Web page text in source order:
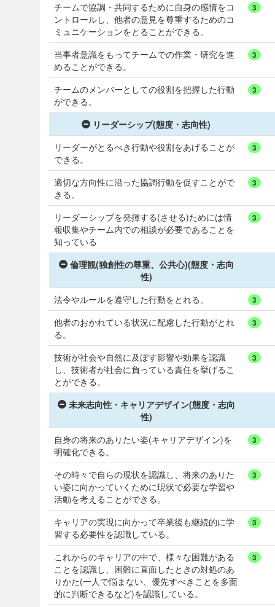
チームで協調・共同するために自身の感情をコ
ントロールし、他者の意見を尊重するためのコ
ミュニケーションをとることができる。
3
当事者意識をもってチームでの作業・研究を進
めることができる。
3
チームのメンバーとしての役割を把握した行動
ができる。
3
リーダーシップ(態度・志向性)
リーダーがとるべき行動や役割をあげることが
できる。
3
適切な方向性に沿った協調行動を促すことがで
きる。
3
リーダーシップを発揮する(させる)ためには情
報収集やチーム内での相談が必要であることを
知っている
3
倫理観(独創性の尊重、公共心)(態度・志向
性)
法令やルールを遵守した行動をとれる。
3
他者のおかれている状況に配慮した行動がとれ
る。
3
技術が社会や自然に及ぼす影響や効果を認識
し、技術者が社会に負っている責任を挙げるこ
とができる。
3
未来志向性・キャリアデザイン(態度・志向
性)
自身の将来のありたい姿(キャリアデザイン)を
明確化できる。
3
その時々で自らの現状を認識し、将来のありた
い姿に向かっていくために現状で必要な学習や
活動を考えることができる。
3
キャリアの実現に向かって卒業後も継続的に学
習する必要性を認識している。
3
これからのキャリアの中で、様々な困難がある
ことを認識し、困難に直面したときの対処のあ
りかた(一人で悩まない、優先すべきことを多面
的に判断できるなど)を認識している。
3